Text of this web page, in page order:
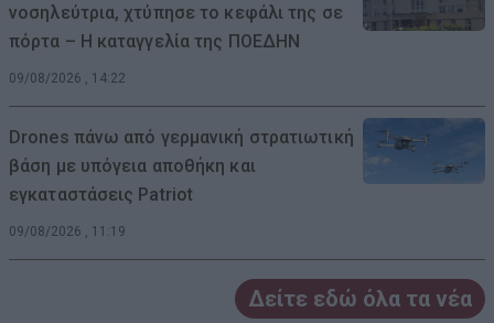
νοσηλεύτρια, χτύπησε το κεφάλι της σε
πόρτα – Η καταγγελία της ΠΟΕΔΗΝ
09/08/2026 , 14:22
Drones πάνω από γερμανική στρατιωτική
βάση με υπόγεια αποθήκη και
εγκαταστάσεις Patriot
09/08/2026 , 11:19
Δείτε εδώ όλα τα νέα